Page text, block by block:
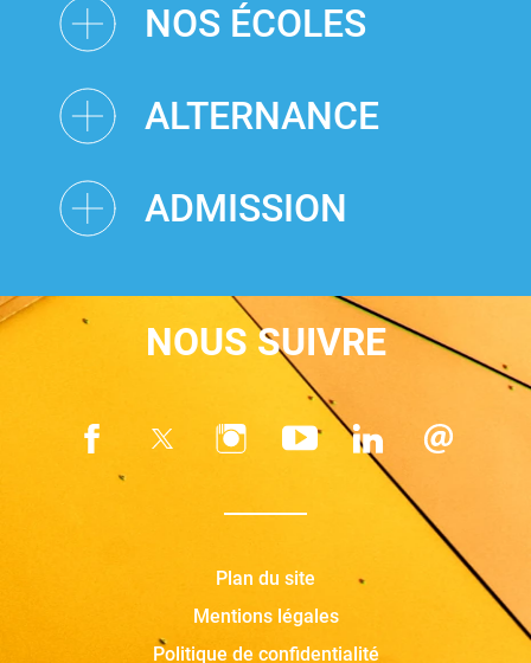
NOS ÉCOLES
ALTERNANCE
ADMISSION
NOUS SUIVRE
Plan du site
Mentions légales
Politique de confidentialité